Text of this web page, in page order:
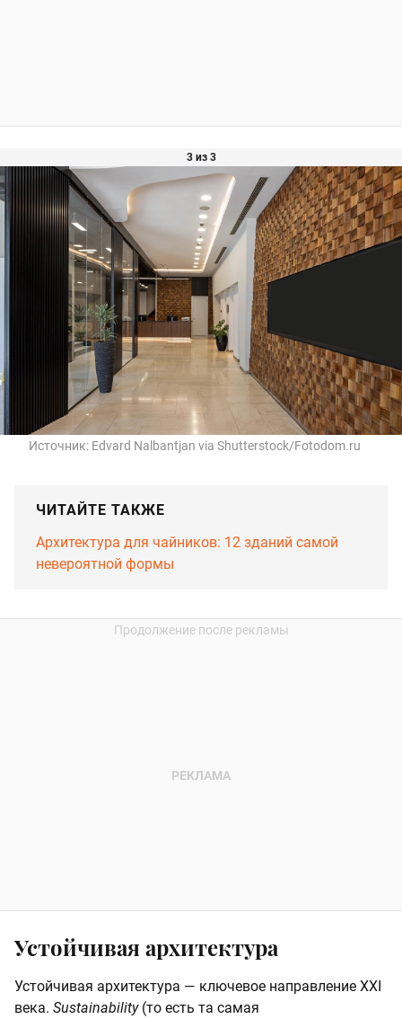
3 из 3
Источник: Edvard Nalbantjan via Shutterstock/Fotodom.ru
ЧИТАЙТЕ ТАКЖЕ
Архитектура для чайников: 12 зданий самой
невероятной формы
Устойчивая архитектура
Устойчивая архитектура — ключевое направление XXI
века. Sustainability(то есть та самая